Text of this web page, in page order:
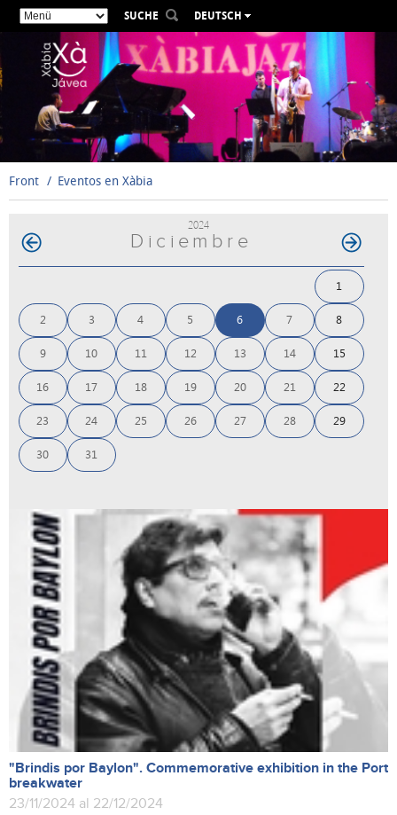
SUCHE
DEUTSCH
ESPAÑOL
VALENCIÀ
FRANÇAIS
РУССКИЙ
Front Eventos en Xàbia
2024
Diciembre
1
2 3 4 5 6 7 8
9 10 11 12 13 14 15
16 17 18 19 20 21 22
23 24 25 26 27 28 29
30 31
"Brindis por Baylon". Commemorative exhibition in the Port
breakwater
23/11/2024 al 22/12/2024